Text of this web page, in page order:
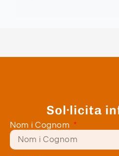
Sol·licita
Nom i Cognom